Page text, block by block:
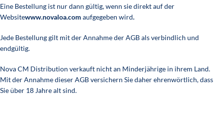
Eine Bestellung ist nur dann gültig, wenn sie direkt auf der
Websitewww.novaloa.com aufgegeben wird.
Jede Bestellung gilt mit der Annahme der AGB als verbindlich und
endgültig.
Nova CM Distribution verkauft nicht an Minderjährige in ihrem Land.
Mit der Annahme dieser AGB versichern Sie daher ehrenwörtlich, dass
Sie über 18 Jahre alt sind.